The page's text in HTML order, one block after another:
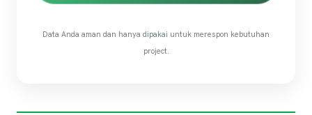
Data Anda aman dan hanya dipakai untuk merespon kebutuhan
project.